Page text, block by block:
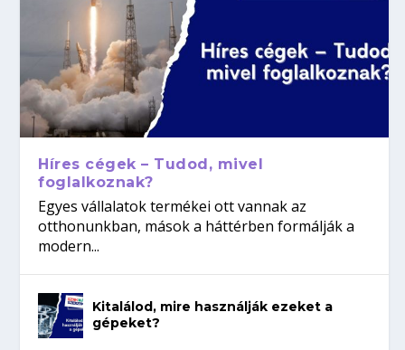
Híres cégek – Tudod, mivel
foglalkoznak?
Egyes vállalatok termékei ott vannak az
otthonunkban, mások a háttérben formálják a
modern...
Kitalálod, mire használják ezeket a
gépeket?